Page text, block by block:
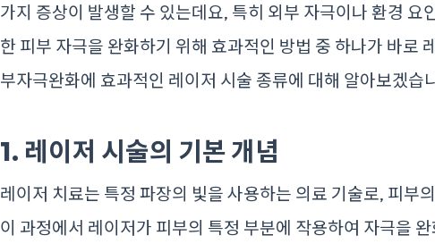
가지 증상이 발생할 수 있는데요, 특히 외부 자극이나 환경 요
한 피부 자극을 완화하기 위해 효과적인 방법 중 하나가 바로
부자극완화에 효과적인 레이저 시술 종류에 대해 알아보겠습
1. 레이저 시술의 기본 개념
레이저 치료는 특정 파장의 빛을 사용하는 의료 기술로, 피부
이 과정에서 레이저가 피부의 특정 부분에 작용하여 자극을